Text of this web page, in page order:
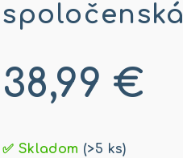
38,99 €
cena:
✅ Skladom (>5 ks)